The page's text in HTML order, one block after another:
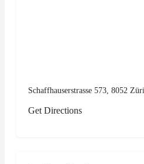
Schaffhauserstrasse 573, 8052
Get Directions